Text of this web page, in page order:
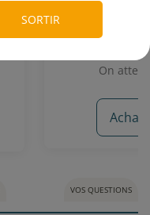
SORTIR
On
Achat
VOS QUESTIONS